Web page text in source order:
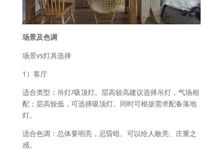
场景及色调
场景vs灯具选择
1）客厅
适合类型：吊灯/吸顶灯。层高较高建议选择吊灯，气场相
配；层高较低，可选择吸顶灯。同时可根据需求配备落地
灯。
适合色调：总体要明亮，忌昏暗。可以给人敞亮、庄重之
感。